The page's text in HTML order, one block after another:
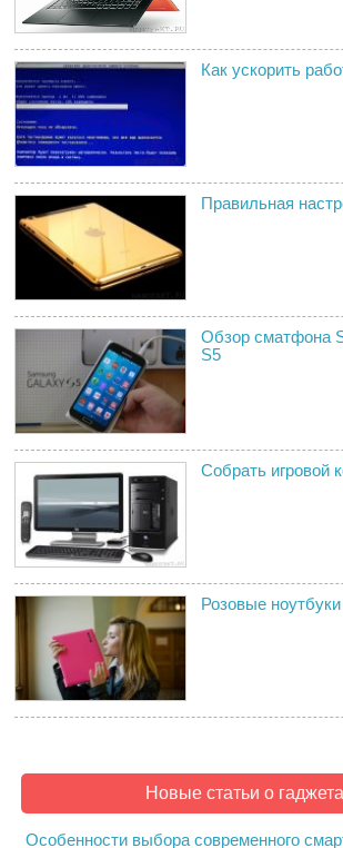
Как ускорить
Правильная
Обзор сматфона
S5
Собрать игровой
Розовые ноутбуки
Новые статьи о
Особенности выбора современного